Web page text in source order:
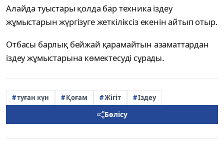
Алайда туыстары қолда бар техника іздеу
жұмыстарын жүргізуге жеткіліксіз екенін айтып отыр.
Отбасы барлық бейжай қарамайтын азаматтардан
іздеу жұмыстарына көмектесуді сұрады.
туған күн Қоғам Жігіт Іздеу
Бөлісу